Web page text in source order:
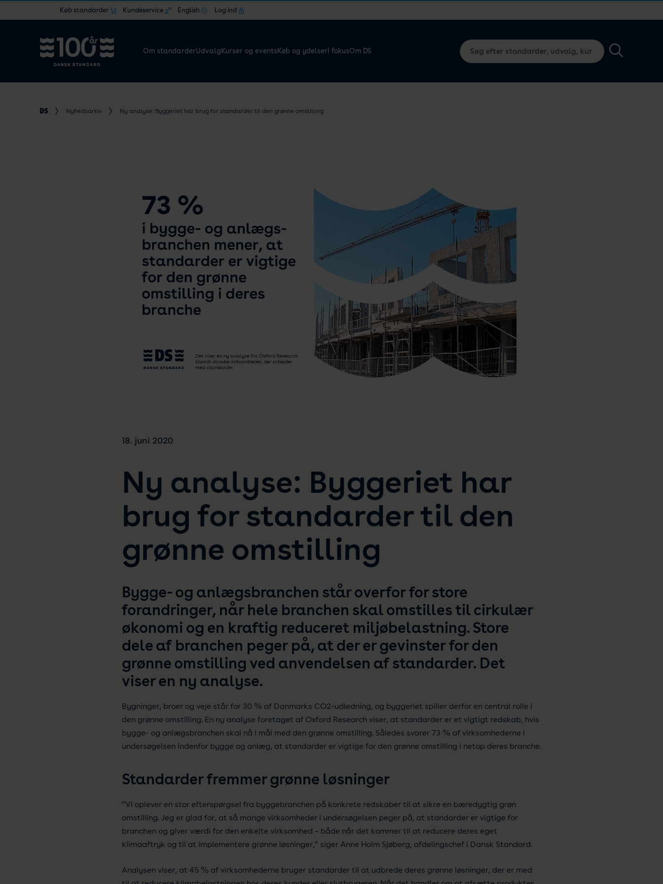
Køb standarder Kundeservice English Log ind
Om standarderUdvalgKurser og eventsKøb og ydelser I fokusOm DS
Nyhedsarkiv Ny analyse: Byggeriet har brug for standarder til den grønne omstilling
18. juni 2020
Ny analyse: Byggeriet har
brug for standarder til den
grønne omstilling
Bygge- og anlægsbranchen står overfor for store
forandringer, når hele branchen skal omstilles til cirkulær
økonomi og en kraftig reduceret miljøbelastning. Store
dele af branchen peger på, at der er gevinster for den
grønne omstilling ved anvendelsen af standarder. Det
viser en ny analyse.
Bygninger, broer og veje står for 30 % af Danmarks CO2-udledning, og byggeriet spiller derfor en central rolle i
den grønne omstilling. En ny analyse foretaget af Oxford Research viser, at standarder er et vigtigt redskab, hvis
bygge- og anlægsbranchen skal nå i mål med den grønne omstilling. Således svarer 73 % af virksomhederne i
undersøgelsen indenfor bygge og anlæg, at standarder er vigtige for den grønne omstilling i netop deres branche.
Standarder fremmer grønne løsninger
”Vi oplever en stor efterspørgsel fra byggebranchen på konkrete redskaber til at sikre en bæredygtig grøn
omstilling. Jeg er glad for, at så mange virksomheder i undersøgelsen peger på, at standarder er vigtige for
branchen og giver værdi for den enkelte virksomhed – både når det kommer til at reducere deres eget
klimaaftryk og til at implementere grønne løsninger,” siger Anne Holm Sjøberg, afdelingschef i Dansk Standard.
Analysen viser, at 45 % af virksomhederne bruger standarder til at udbrede deres grønne løsninger, der er med